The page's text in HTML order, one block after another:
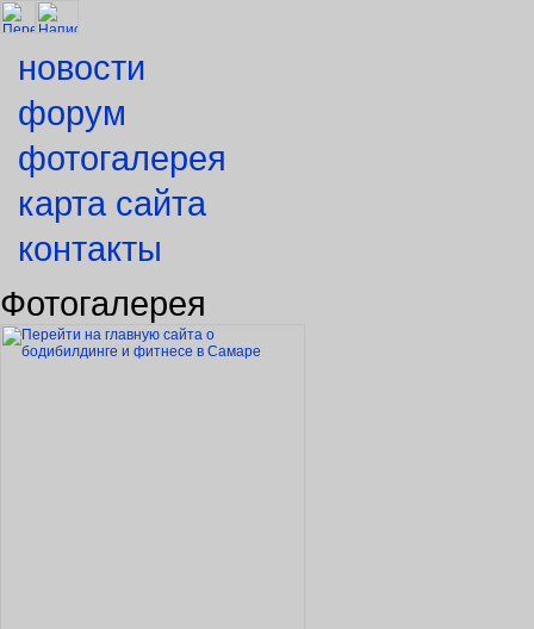
новости
форум
фотогалерея
карта сайта
контакты
Фотогалерея